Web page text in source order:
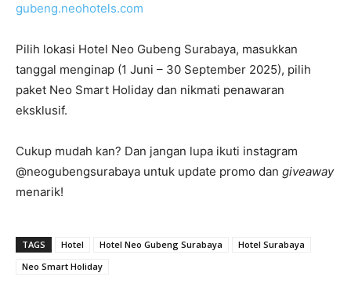
gubeng.neohotels.com
Pilih lokasi Hotel Neo Gubeng Surabaya, masukkan
tanggal menginap (1 Juni – 30 September 2025), pilih
paket Neo Smart Holiday dan nikmati penawaran
eksklusif.
Cukup mudah kan? Dan jangan lupa ikuti instagram
@neogubengsurabaya untuk update promo dan giveaway
menarik!
TAGS Hotel Hotel Neo Gubeng Surabaya
Hotel Surabaya
Neo Smart Holiday